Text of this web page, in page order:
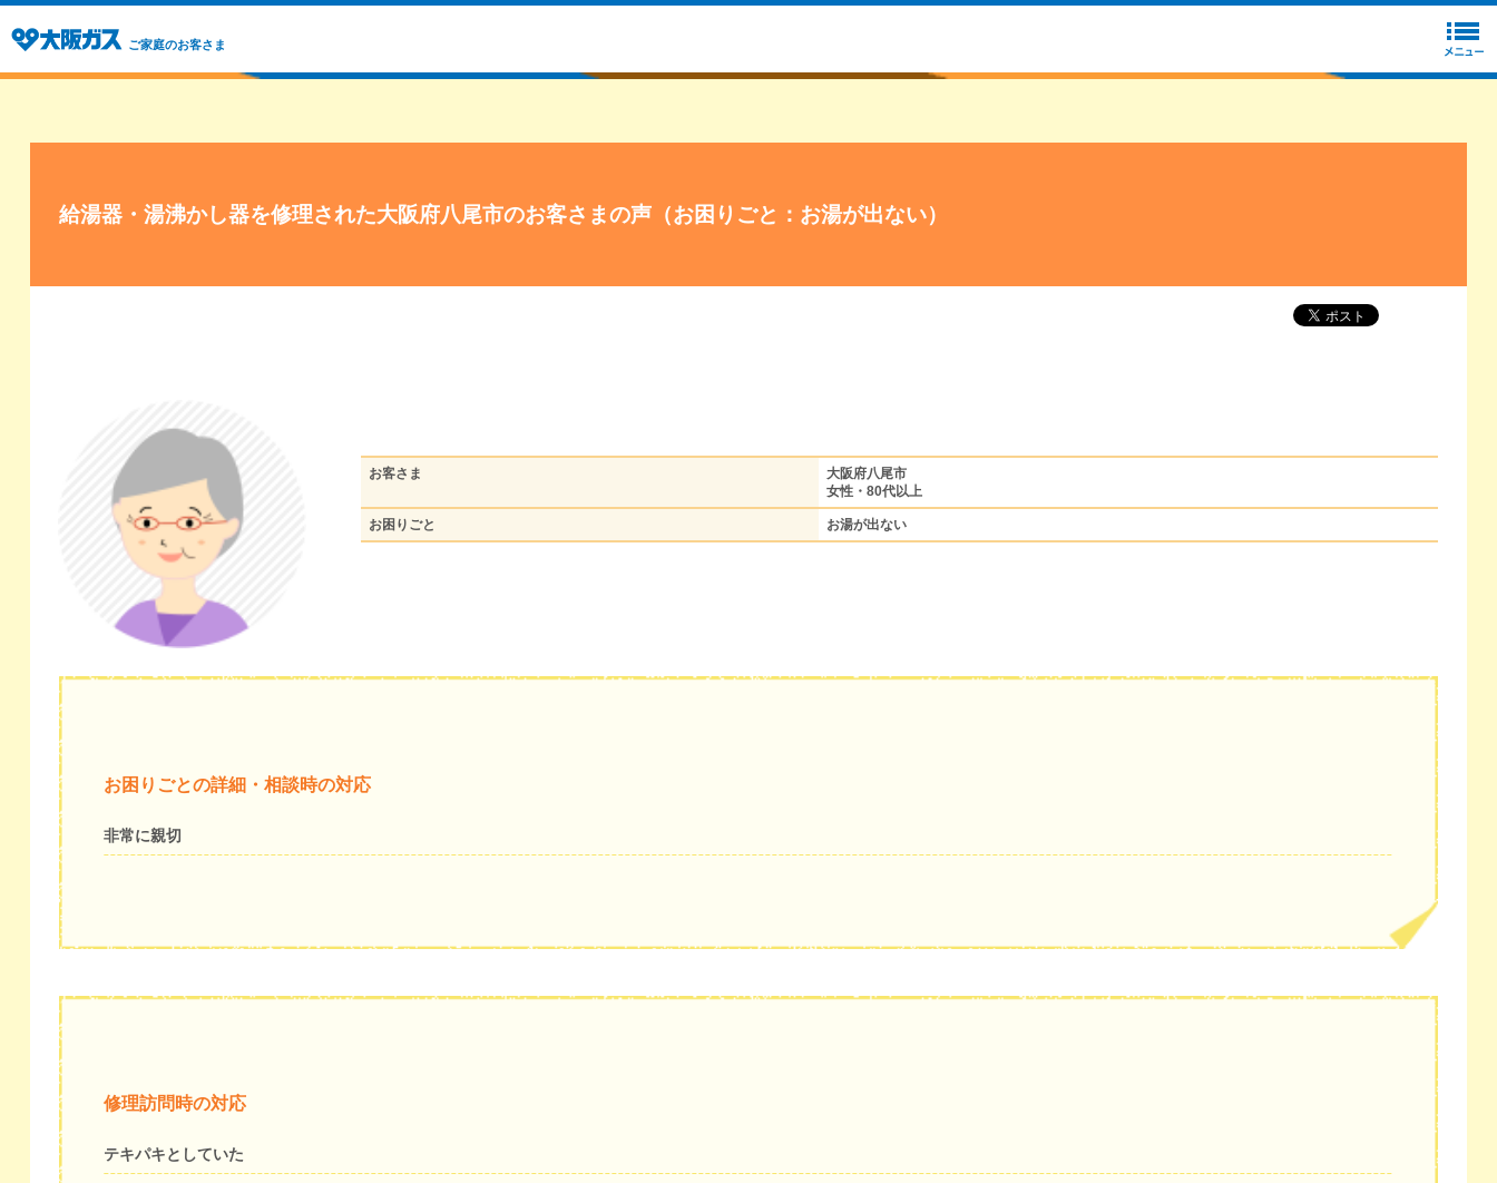
ご家庭のお客さま
給湯器・湯沸かし器を修理された大阪府八尾市のお客さまの声（お困りごと：お湯が出ない）
お客さま
大阪府八尾市
女性・80代以上
お困りごと お湯が出ない
お困りごとの詳細・相談時の対応
非常に親切
修理訪問時の対応
テキパキとしていた